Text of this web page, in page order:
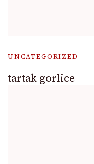
UNCATEGORIZED
tartak gorlice